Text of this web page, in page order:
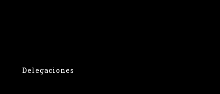
Delegaciones